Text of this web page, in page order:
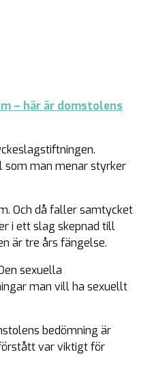
– här är domstolens
man menar styrker
Och då faller samtycket
i ett slag skepnad till
är tre års fängelse.
sexuella
man vill ha sexuellt
bedömning är
var viktigt för